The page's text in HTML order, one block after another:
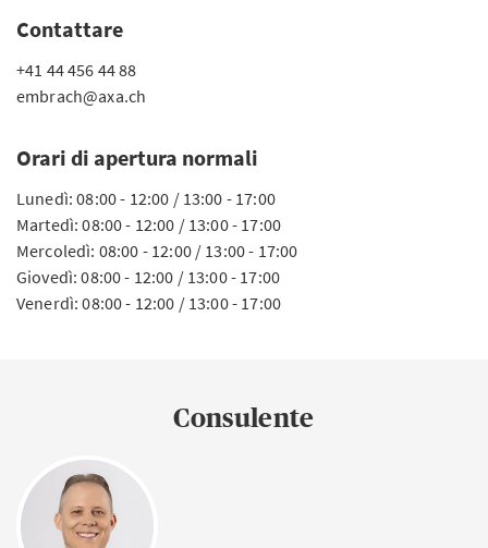
Contattare
+41 44 456 44 88
embrach@axa.ch
Orari di apertura normali
Lunedì: 08:00 - 12:00 / 13:00 - 17:00
Martedì: 08:00 - 12:00 / 13:00 - 17:00
Mercoledì: 08:00 - 12:00 / 13:00 - 17:00
Giovedì: 08:00 - 12:00 / 13:00 - 17:00
Venerdì: 08:00 - 12:00 / 13:00 - 17:00
Consulente